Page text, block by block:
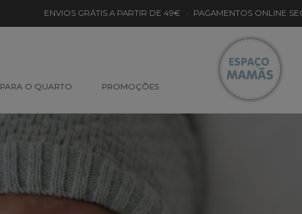
ENVIOS GRÁTIS A PARTIR DE 49€ · PAGAMENTOS ONLINE
PARA O QUARTO PROMOÇÕES